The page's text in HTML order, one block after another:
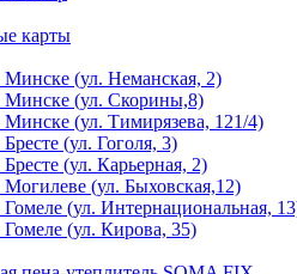
карты
(ул. Неманская, 2)
Минске (ул. Скорины,8)
(ул. Тимирязева, 121/4)
(ул. Гоголя, 3)
(ул. Карьерная, 2)
(ул. Быховская,12)
(ул. Интернациональная,
(ул. Кирова, 35)